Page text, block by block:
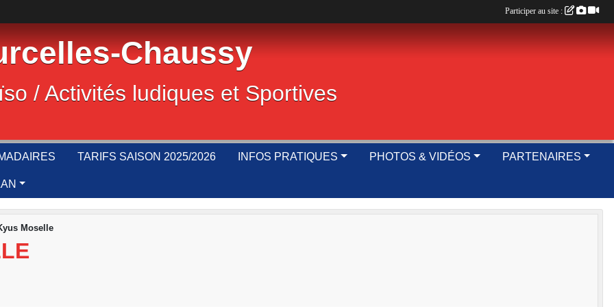
Chaussy
/ Activités ludiques et Sportives
TARIFS SAISON 2025/2026 INFOS PRATIQUES PHOTOS & VIDÉOS PARTENAIRES
Moselle
Participer au site :